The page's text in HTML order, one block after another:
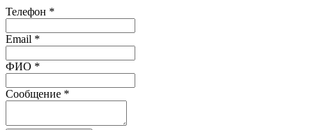
Телефон *
Email *
ФИО *
Сообщение *